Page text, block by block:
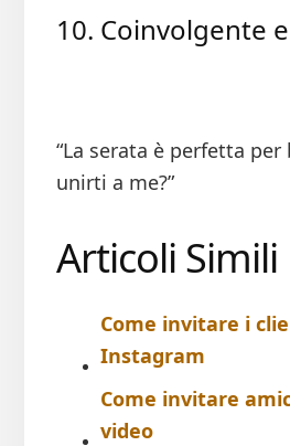
10. Coinvolgente
“La serata è perfetta
unirti a me?”
Articoli Simili
Come invitare i
Instagram​​
Come invitare
video​​